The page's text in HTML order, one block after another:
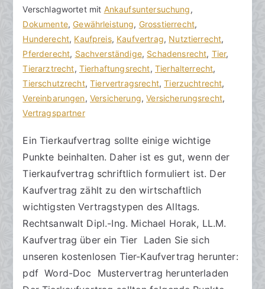
c
h
t
s
a
n
w
ä
t
e
ö
f
f
e
n
t
l
i
h
t
a
m
u
l
i
Verschlagwortet mit Ankaufsuntersuchung,
Dokumente, Gewährleistung, Grosstierrecht,
Hunderecht, Kaufpreis, Kaufvertrag, Nutztierrecht,
Pferderecht, Sachverständige, Schadensrecht, Tier,
Tierarztrecht, Tierhaftungsrecht, Tierhalterrecht,
Tierschutzrecht,Tiervertragsrecht,Tierzuchtrecht,
Vereinbarungen, Versicherung,Versicherungsrecht,
Vertragspartner
n
t
a
r
e
zu
Kaufvertrag
beim
gestalten
Ein Tierkaufvertrag sollte einige wichtige
Punkte beinhalten. Daher ist es gut, wenn der
Tierkaufvertrag schriftlich formuliert ist. Der
Kaufvertrag zählt zu den wirtschaftlich
wichtigsten Vertragstypen des Alltags.
Rechtsanwalt Dipl.-Ing. Michael Horak, LL.M.
Kaufvertrag über ein Tier Laden Sie sich
unseren kostenlosen Tier-Kaufvertrag herunter:
pdf Word-Doc Mustervertrag herunterladen